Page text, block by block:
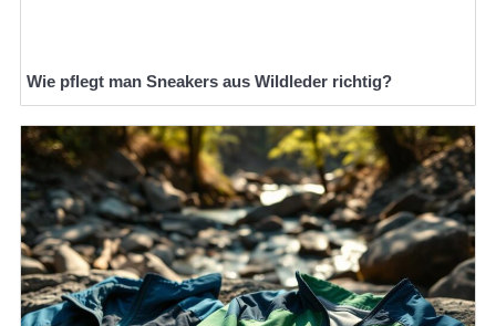
Wie pflegt man Sneakers aus Wildleder richtig?